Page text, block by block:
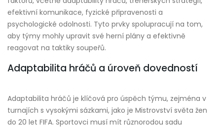
efektivní komunikace, fyzické připravenosti a
psychologické odolnosti. Tyto prvky spolupracují na tom,
aby týmy mohly upravit své herní plány a efektivně
reagovat na taktiky soupeřů.
Adaptabilita hráčů a úroveň dovedností
Adaptabilita hráčů je klíčová pro úspěch týmu, zejména v
turnajích s vysokými sázkami, jako je Mistrovství světa žen
do 20 let FIFA. Sportovci musí mít různorodou sadu